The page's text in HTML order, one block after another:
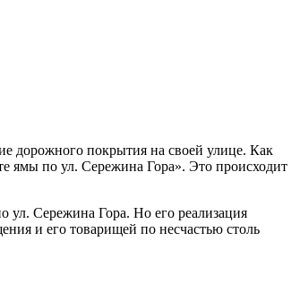
дорожного покрытия на своей улице. Как
ямы по ул. Сережина Гора». Это происходит
ул. Сережина Гора. Но его реализация
и его товарищей по несчастью столь